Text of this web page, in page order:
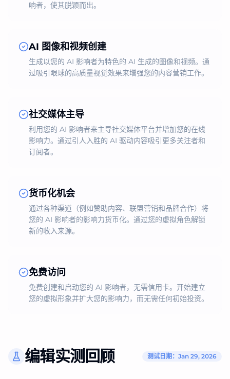
响者，使其脱颖而出。
AI 图像和视频创建
生成以您的 AI 影响者为特色的 AI 生成的图像和视频。通
过吸引眼球的高质量视觉效果来增强您的内容营销工作。
社交媒体主导
利用您的 AI 影响者来主导社交媒体平台并增加您的在线
影响力。通过引人入胜的 AI 驱动内容吸引更多关注者和
订阅者。
货币化机会
通过各种渠道（例如赞助内容、联盟营销和品牌合作）将
您的 AI 影响者的影响力货币化。通过您的虚拟角色解锁
新的收入来源。
免费访问
免费创建和启动您的 AI 影响者，无需信用卡。开始建立
您的虚拟形象并扩大您的影响力，而无需任何初始投资。
编辑实测回顾 测试日期：Jan 29, 2026